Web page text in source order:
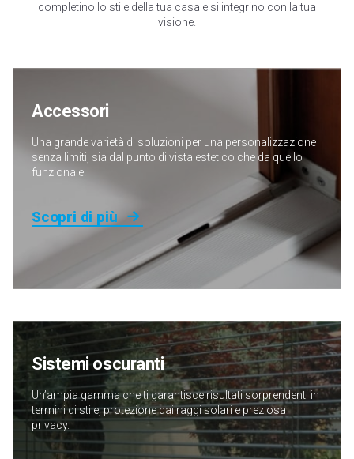
Amber
spazzolato
Grigio Scuro
completino lo stile della tua casa e si integrino con la tua
visione.
Accessori
Una grande varietà di soluzioni per una personalizzazione
senza limiti, sia dal punto di vista estetico che da quello
funzionale.
Scopri di più
Sistemi oscuranti
Un’ampia gamma che ti garantisce risultati sorprendenti in
termini di stile, protezione dai raggi solari e preziosa
privacy.